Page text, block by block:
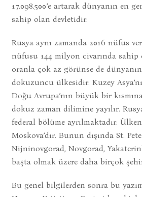
17.098.500’e artarak dünyanın en
sahip olan devletidir.
Rusya aynı zamanda 2016 nüfus
nüfusu 144 milyon civarında
oranla çok az görünse de
dokuzuncu ülkesidir. Kuzey
Doğu Avrupa’nın büyük bir
dokuz zaman dilimine yayılır.
federal bölüme ayrılmaktadır.
Moskova’dır. Bunun dışında St.
Nijninovgorad, Novgorad,
başta olmak üzere daha birçok
Bu genel bilgilerden sonra bu